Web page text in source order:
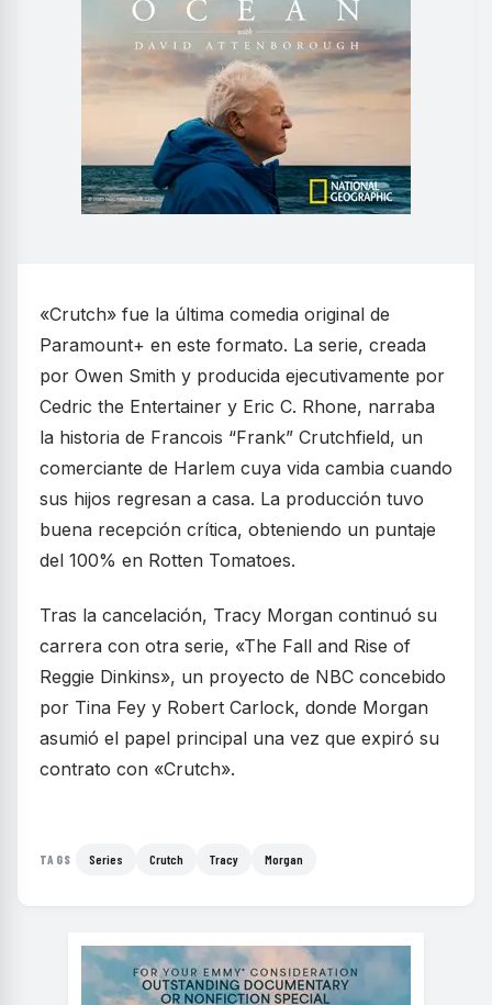
«Crutch» fue la última comedia original de
Paramount+ en este formato. La serie, creada
por Owen Smith y producida ejecutivamente por
Cedric the Entertainer y Eric C. Rhone, narraba
la historia de Francois “Frank” Crutchfield, un
comerciante de Harlem cuya vida cambia cuando
sus hijos regresan a casa. La producción tuvo
buena recepción crítica, obteniendo un puntaje
del 100% en Rotten Tomatoes.
Tras la cancelación, Tracy Morgan continuó su
carrera con otra serie, «The Fall and Rise of
Reggie Dinkins», un proyecto de NBC concebido
por Tina Fey y Robert Carlock, donde Morgan
asumió el papel principal una vez que expiró su
contrato con «Crutch».
TAGS Series Crutch Tracy Morgan